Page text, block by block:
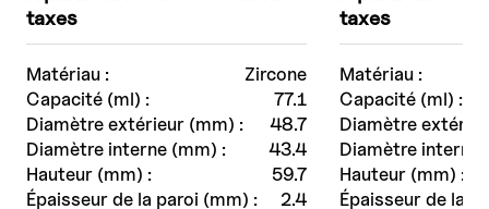
Matériau :
Zircone
Capacité (ml) :
77.1
Diamètre extérieur (mm) :
48.7
Diamètre interne (mm) :
43.4
Hauteur (mm) :
59.7
Épaisseur de la paroi (mm) :
2.4
taxes
Matériau :
Capacité (ml) :
Diamètre
Diamètre interne
Hauteur (mm) :
Épaisseur de la
taxes